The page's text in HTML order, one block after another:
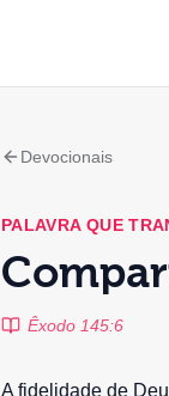
Devocionais
PALAVRA QUE
Êxodo 145:6
A fidelidade de